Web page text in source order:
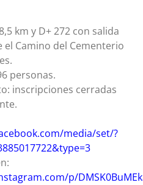
km y D+ 272 con salida
el Camino del Cementerio
personas.
inscripciones cerradas
media/set/?
p/